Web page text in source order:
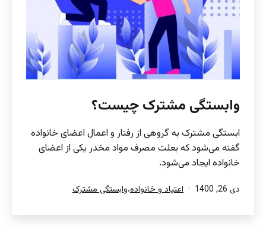
وابستگی مشترک چیست؟
ابستگی مشترک به گروهی از رفتار و اعمال اعضای خانواده
گفته می‌شود که بعلت مصرف مواد مخدر یکی از اعضای
خانواده ایجاد می‌شود.
منتشر
در
دی 26, 1400
دسته‌بندی
در
اعتیاد و خانواده،وابستگی مشترک